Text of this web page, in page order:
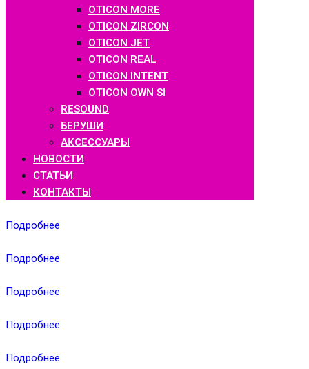
OTICON MORE
OTICON ZIRCON
OTICON JET
OTICON REAL
OTICON INTENT
OTICON OWN SI
RESOUND
БЕРУШИ
АКСЕССУАРЫ
НОВОСТИ
СТАТЬИ
КОНТАКТЫ
Подробнее
Подробнее
Подробнее
Подробнее
Подробнее